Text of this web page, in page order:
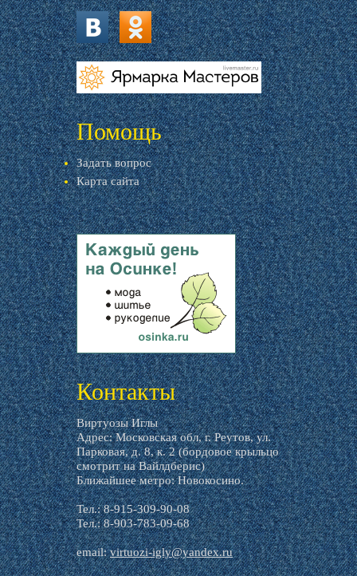
vk.com ok.ru
livemaster.ru
Помощь
Задать вопрос
Карта сайта
livemaster.ru
Контакты
Виртуозы Иглы
Адрес: Московская обл, г. Реутов, ул.
Парковая, д. 8, к. 2 (бордовое крыльцо
смотрит на Вайлдберис)
Ближайшее метро: Новокосино.
Тел.: 8-915-309-90-08
Тел.: 8-903-783-09-68
email:virtuozi-igly@yandex.ru